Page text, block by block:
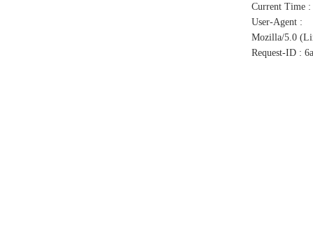
Current Time :
User-Agent :
Mozilla/5.0
Request-ID :